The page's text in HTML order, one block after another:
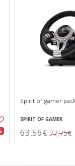
Spirit of gamer
SPIRIT OF GAMER
63,56€ 77,75€